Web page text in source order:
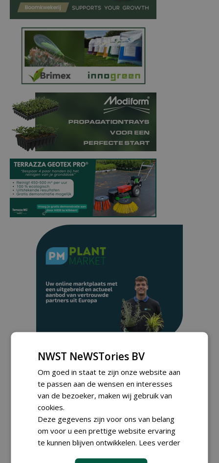
Meld je aan voor onze digitale
nieuwsbrief.
NWST NeWSTories BV
Om goed in staat te zijn onze website aan
te passen aan de wensen en interesses
van de bezoeker, maken wij gebruik van
cookies.
Deze gegevens zijn voor ons van belang
om voor u een prettige website ervaring
te kunnen blijven ontwikkelen. Lees verder